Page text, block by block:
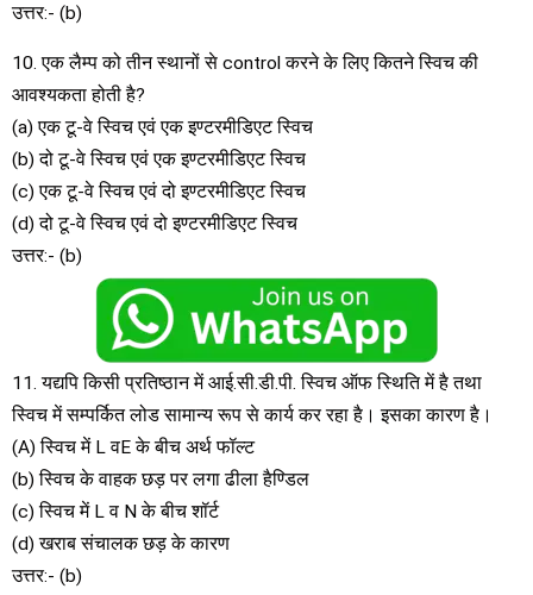
उत्तर:- (b)
10. एक लैम्प को तीन स्थानों से control करने के लिए कितने स्विच की
आवश्यकता होती है?
(a) एक टू-वे स्विच एवं एक इण्टरमीडिएट स्विच
(b) दो टू-वे स्विच एवं एक इण्टरमीडिएट स्विच
(c) एक टू-वे स्विच एवं दो इण्टरमीडिएट स्विच
(d) दो टू-वे स्विच एवं दो इण्टरमीडिएट स्विच
उत्तर:- (b)
11. यद्यपि किसी प्रतिष्ठान में आई.सी.डी.पी. स्विच ऑफ स्थिति में है तथा
स्विच में सम्पर्कित लोड सामान्य रूप से कार्य कर रहा है। इसका कारण है।
(A) स्विच में L वE के बीच अर्थ फॉल्ट
(b) स्विच के वाहक छड़ पर लगा ढीला हैण्डिल
(c) स्विच में L व N के बीच शॉर्ट
(d) खराब संचालक छड़ के कारण
उत्तर:- (b)